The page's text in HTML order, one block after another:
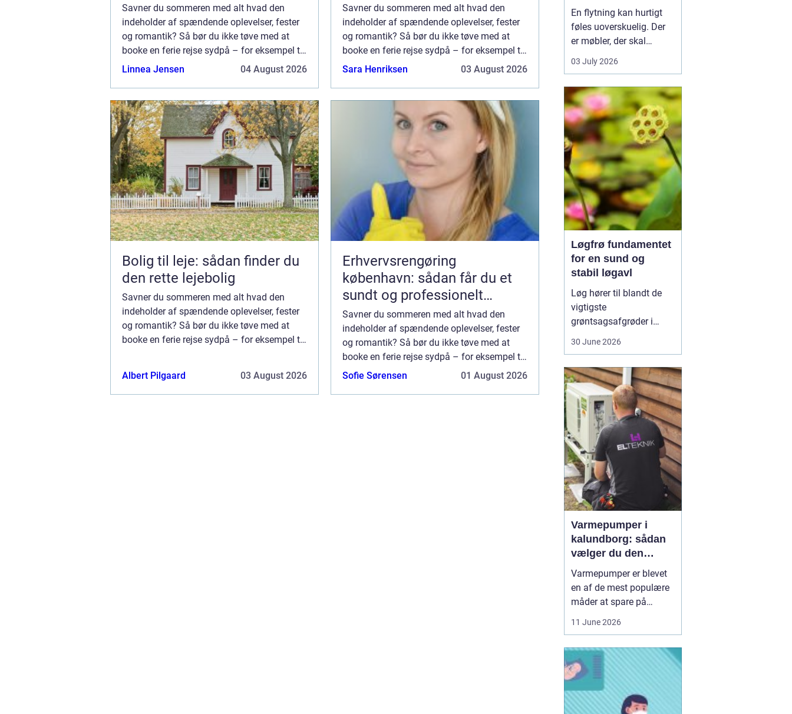
Savner du sommeren med alt hvad den
indeholder af spændende oplevelser, fester
og romantik? Så bør du ikke tøve med at
booke en ferie rejse sydpå – for eksempel til
Ayia Napa. Hvorfor rejse til Ayia Napa?
Linnea Jensen 04 August 2026
Savner du sommeren med alt hvad den
indeholder af spændende oplevelser, fester
og romantik? Så bør du ikke tøve med at
booke en ferie rejse sydpå – for eksempel til
Ayia Napa. Hvorfor rejse til Ayia Napa?
Sara Henriksen 03 August 2026
Bolig til leje: sådan finder du
den rette lejebolig
Savner du sommeren med alt hvad den
indeholder af spændende oplevelser, fester
og romantik? Så bør du ikke tøve med at
booke en ferie rejse sydpå – for eksempel til
Albert Pilgaard 03 August 2026
Erhvervsrengøring
københavn: sådan får du et
sundt og professionelt
arbejdsmiljø
Savner du sommeren med alt hvad den
indeholder af spændende oplevelser, fester
og romantik? Så bør du ikke tøve med at
booke en ferie rejse sydpå – for eksempel til
Ayia Napa. Hvorfor rejse til Ayia Napa?
Sofie Sørensen 01 August 2026
effektiv flytning
En flytning kan hurtigt
føles uoverskuelig. Der
er møbler, der skal
bæres, kasser der skal
pakkes, og ofte en stram
Mange i Nordsjælland
vælger derfor at bruge et
professionelt flyttefirma,
som kan tage sig af det
tunge arbej...
03 July 2026
Løgfrø fundamentet
for en sund og
stabil løgavl
Løg hører til blandt de
vigtigste
grøntsagsafgrøder i
ensartet løg ligger et
veludvikletLøgfrø, som
er tilpasset klima,
jordtype og
dyrkningssy...
30 June 2026
Varmepumper i
kalundborg: sådan
vælger du den
rigtige løsning
Varmepumper er blevet
en af de mest populære
måder at spare på
Kalundborg står over for
samme spørgsmål: Skal
vi skifte den gamle
varmekilde ud, og er en
11 June 2026